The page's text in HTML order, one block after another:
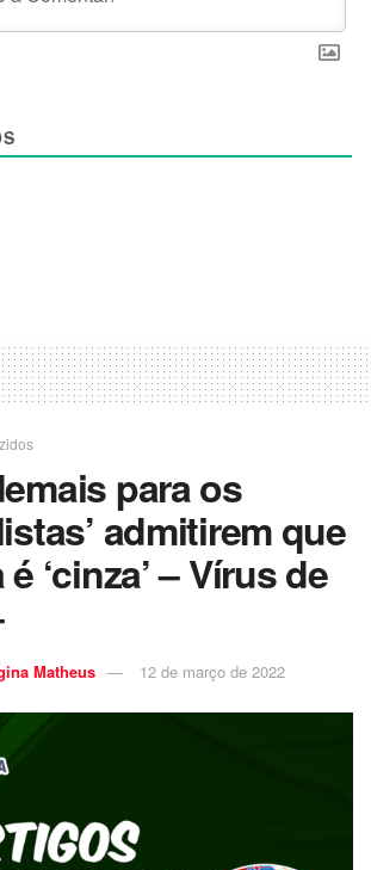
para os
admitirem que
‘cinza’ – Vírus de
Matheus 12 de março de 2022